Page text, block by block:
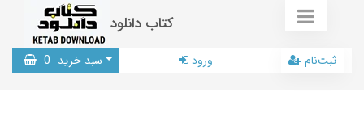
کتاب دانلود
سبد خرید 0 ورود ثبت‌نام